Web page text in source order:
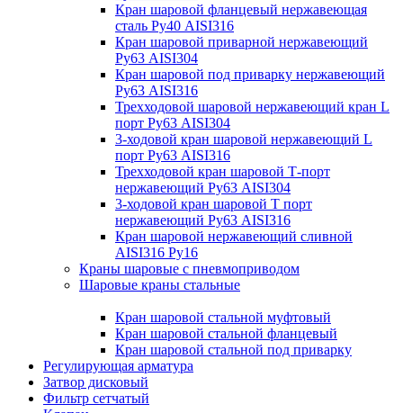
Кран шаровой фланцевый нержавеющая
сталь Ру40 AISI316
Кран шаровой приварной нержавеющий
Ру63 AISI304
Кран шаровой под приварку нержавеющий
Ру63 AISI316
Трехходовой шаровой нержавеющий кран L
порт Ру63 AISI304
3-ходовой кран шаровой нержавеющий L
порт Ру63 AISI316
Трехходовой кран шаровой Т-порт
нержавеющий Ру63 AISI304
3-ходовой кран шаровой Т порт
нержавеющий Ру63 AISI316
Кран шаровой нержавеющий сливной
AISI316 Ру16
Краны шаровые с пневмоприводом
Шаровые краны стальные
Кран шаровой стальной муфтовый
Кран шаровой стальной фланцевый
Кран шаровой стальной под приварку
Регулирующая арматура
Затвор дисковый
Фильтр сетчатый